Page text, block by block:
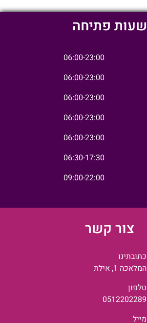
שעות פתיחה
06:00-23:00
06:00-23:00
06:00-23:00
06:00-23:00
06:00-23:00
06:30-17:30
09:00-22:00
צור קשר
כתובתינו
המלאכה 1, אילת
טלפון
0512202289
מייל